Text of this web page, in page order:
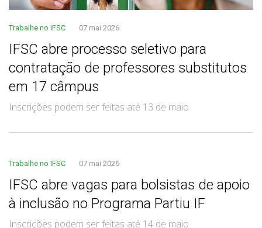
Trabalhe no IFSC 07 mai 2026
IFSC abre processo seletivo para
contratação de professores substitutos
em 17 câmpus
Inscrições podem ser feitas até 13 de maio
Trabalhe no IFSC 07 mai 2026
IFSC abre vagas para bolsistas de apoio
à inclusão no Programa Partiu IF
Inscrições podem ser feitas até 14 de maio